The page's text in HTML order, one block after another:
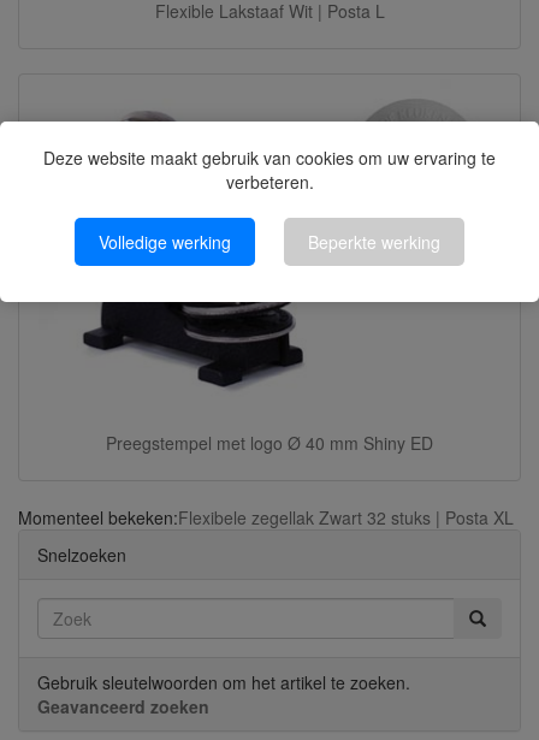
Deze website maakt gebruik van cookies om uw ervaring te
verbeteren.
Volledige werking Beperkte werking
Flexible Lakstaaf Wit | Posta L
Preegstempel met logo Ø 40 mm Shiny ED
Momenteel bekeken:Flexibele zegellak Zwart 32 stuks | Posta XL
Snelzoeken
Gebruik sleutelwoorden om het artikel te zoeken.
Geavanceerd zoeken